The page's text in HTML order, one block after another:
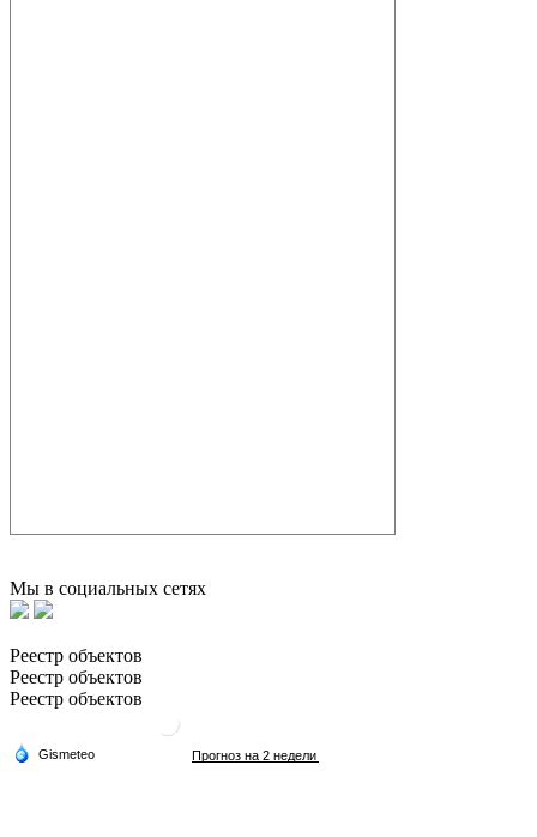
Мы в социальных сетях
Реестр объектов
Реестр объектов
Реестр объектов